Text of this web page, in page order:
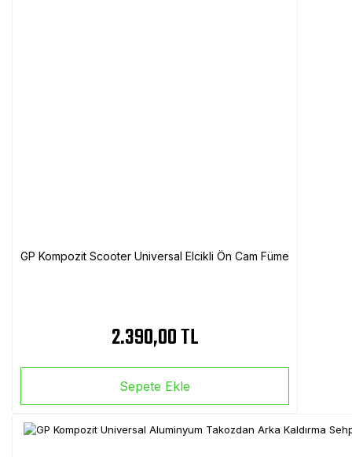
GP Kompozit Scooter Universal Elcikli Ön Cam Füme
2.390,00 TL
Sepete Ekle